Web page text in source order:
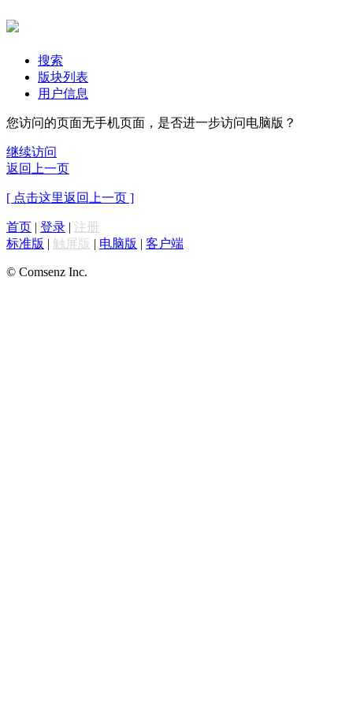
搜索
版块列表
用户信息
您访问的页面无手机页面，是否进一步访问电脑版？
继续访问
返回上一页
[ 点击这里返回上一页 ]
首页 | 登录 | 注册
标准版 | 触屏版 | 电脑版 | 客户端
© Comsenz Inc.